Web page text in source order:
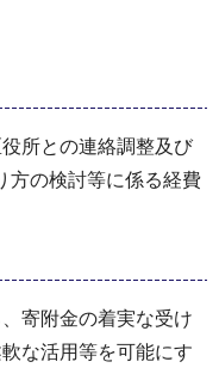
所との連絡調整及び
方の検討等に係る経費
寄附金の着実な受け
な活用等を可能にす